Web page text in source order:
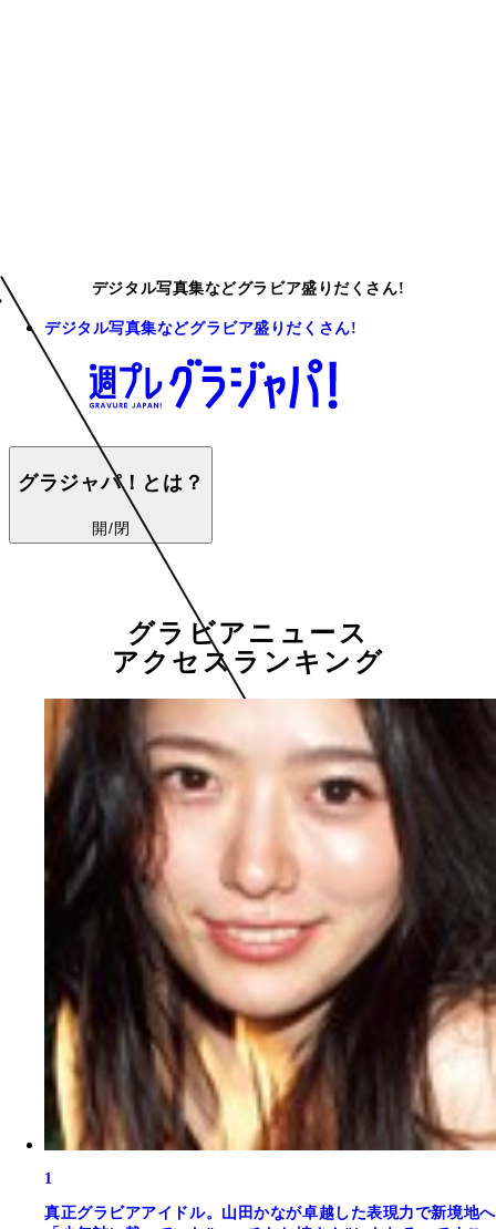
デジタル写真集などグラビア盛りだくさん!
デジタル写真集などグラビア盛りだくさん!
グラジャパ！とは？
開/閉
グラビアニュース
アクセスランキング
1
真正グラビアアイドル。山田かなが卓越した表現力で新境地へ